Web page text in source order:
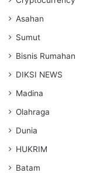
Asahan
Sumut
Bisnis Rumahan
DIKSI NEWS
Madina
Olahraga
Dunia
HUKRIM
Batam